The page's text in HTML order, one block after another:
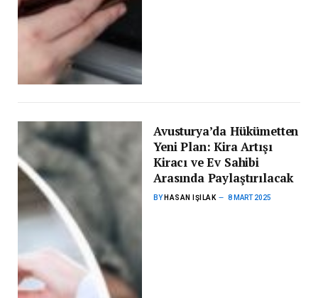
Avusturya’da Hükümetten
Yeni Plan: Kira Artışı
Kiracı ve Ev Sahibi
Arasında Paylaştırılacak
BY HASAN IŞILAK 8 MART 2025